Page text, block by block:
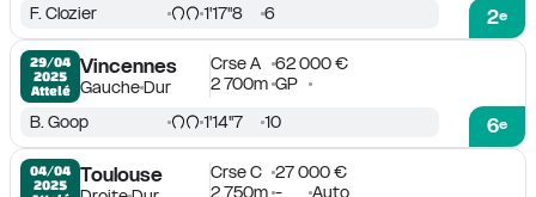
2e
F. Clozier 1'17''8 6
29/04
2025
Attelé
Vincennes
GaucheDur
Crse A
62 000 €
2 700m GP
6e
B. Goop 1'14''7 10
04/04
2025
Toulouse Crse C
27 000 €